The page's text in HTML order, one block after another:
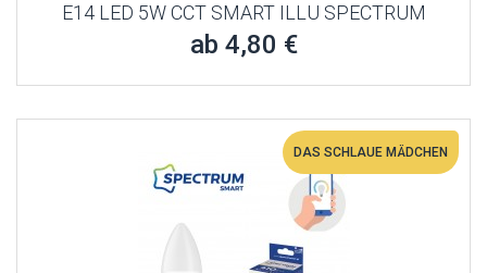
E14 LED 5W CCT SMART ILLU SPECTRUM
ab 4,80 €
DAS SCHLAUE MÄDCHEN